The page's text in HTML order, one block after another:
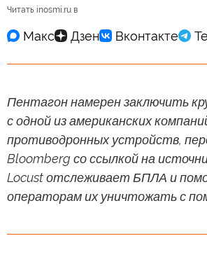
Читать inosmi.ru в
Пентагон намерен заключить
с одной из американских
противодронных устройств,
Bloomberg со ссылкой на
Locust отслеживает БПЛА и
операторам их уничтожать с